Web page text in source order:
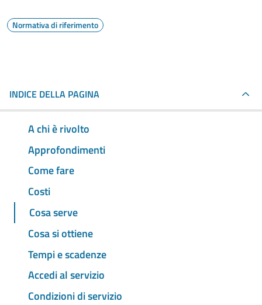
Normativa di riferimento
INDICE DELLA PAGINA
A chi è rivolto
Approfondimenti
Come fare
Costi
Cosa serve
Cosa si ottiene
Tempi e scadenze
Accedi al servizio
Condizioni di servizio